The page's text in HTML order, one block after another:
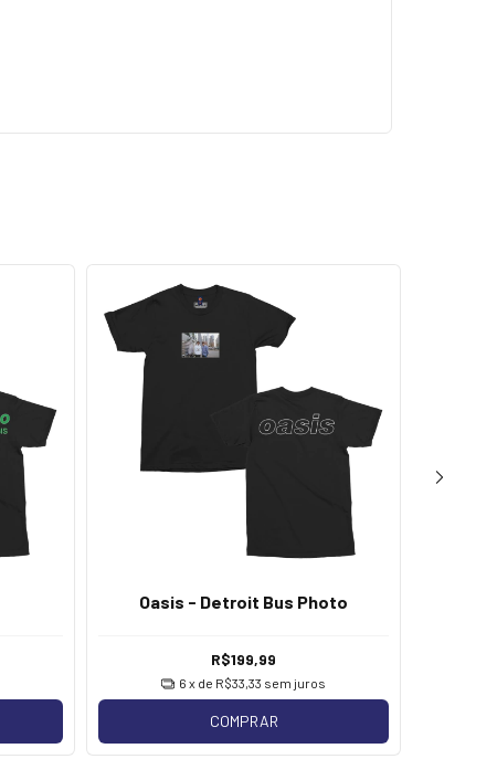
Oasis - Detroit Bus Photo
R$199,99
6 x de R$33,33 sem juros
COMPRAR